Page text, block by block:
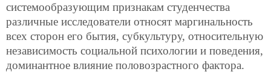
системообразующим признакам студенчества
различные исследователи относят маргинальность
всех сторон его бытия, субкультуру, относительную
независимость социальной психологии и поведения,
доминантное влияние половозрастного фактора.